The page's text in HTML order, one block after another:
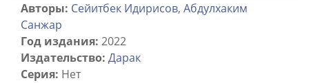
Авторы: Сейитбек Идирисов, Абдулхаким
Санжар
Год издания: 2022
Издательство: Дарак
Серия: Нет